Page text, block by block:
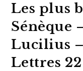
Les plus
Sénèque
Lucilius
Lettres